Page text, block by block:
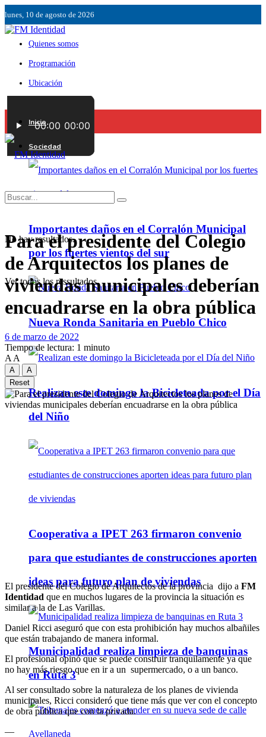
lunes, 10 de agosto de 2026
Quienes somos
Programación
Ubicación
Contáctenos
Inicio
Sociedad
Importantes daños en el Corralón Municipal
por los fuertes vientos del sur
Nueva Ronda Sanitaria en Pueblo Chico
Realizan este domingo la Bicicleteada por el Día
del Niño
Cooperativa a IPET 263 firmaron convenio
para que estudiantes de construcciones aporten
ideas para futuro plan de viviendas
Municipalidad realiza limpieza de banquinas
en Ruta 3
No hay resultados.
Ver todos los ressultados
Para el presidente del Colegio
de Arquitectos los planes de
viviendas municipales deberían
encuadrarse en la obra pública
6 de marzo de 2022
Tiempo de lectura: 1 minuto
A A
A
A
Reset
El presidente del Colegio de Arquitectos de la provincia dijo a FM
Identidad que en muchos lugares de la provincia la situación es
similar a la de Las Varillas.
Daniel Ricci aseguró que con esta prohibición hay muchos albañiles
que están trabajando de manera informal.
El profesional opinó que se puede construir tranquilamente ya que
no hay más riesgo que en ir a un supermercado, o a un banco.
Al ser consultado sobre la naturaleza de los planes de vivienda
municipales, Ricci consideró que tiene más que ver con el concepto
de obra pública que con la privada.
—